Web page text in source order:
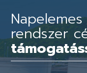
rendszer